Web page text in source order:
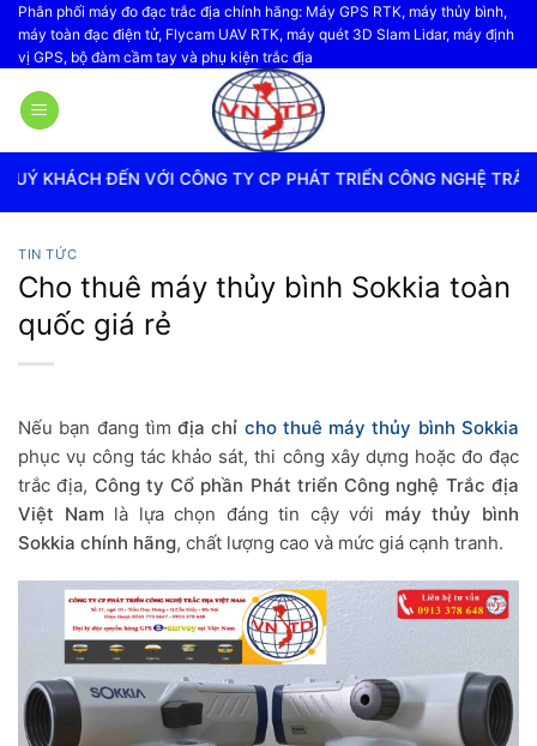
Bỏ
qua
nội
dung
Phân phối máy đo đạc trắc địa chính hãng: Máy GPS RTK, máy thủy bình,
máy toàn đạc điện tử, Flycam UAV RTK, máy quét 3D Slam Lidar, máy định
vị GPS, bộ đàm cầm tay và phụ kiện trắc địa
VỚI CÔNG TY CP PHÁT TRIỂN CÔNG NGHỆ TRẮC ĐỊA VIỆT NAM
TIN TỨC
Cho thuê máy thủy bình Sokkia toàn
quốc giá rẻ
Nếu bạn đang tìmđịa chỉ cho thuê máy thủy bình Sokkia
phục vụ công tác khảo sát, thi công xây dựng hoặc đo đạc
trắc địa, Công ty Cổ phần Phát triển Công nghệ Trắc địa
Việt Namlà lựa chọn đáng tin cậy với máy thủy bình
Sokkia chính hãng, chất lượng cao và mức giá cạnh tranh.